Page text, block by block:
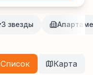
3 звезды
Список Карта